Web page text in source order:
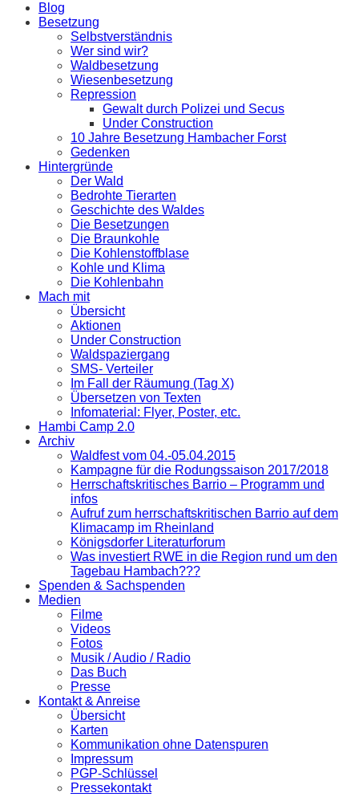
Blog
Besetzung
Selbstverständnis
Wer sind wir?
Waldbesetzung
Wiesenbesetzung
Repression
Gewalt durch Polizei und Secus
Under Construction
10 Jahre Besetzung Hambacher Forst
Gedenken
Hintergründe
Der Wald
Bedrohte Tierarten
Geschichte des Waldes
Die Besetzungen
Die Braunkohle
Die Kohlenstoffblase
Kohle und Klima
Die Kohlenbahn
Mach mit
Übersicht
Aktionen
Under Construction
Waldspaziergang
SMS- Verteiler
Im Fall der Räumung (Tag X)
Übersetzen von Texten
Infomaterial: Flyer, Poster, etc.
Hambi Camp 2.0
Archiv
Waldfest vom 04.-05.04.2015
Kampagne für die Rodungssaison 2017/2018
Herrschaftskritisches Barrio – Programm und
infos
Aufruf zum herrschaftskritischen Barrio auf dem
Klimacamp im Rheinland
Königsdorfer Literaturforum
Was investiert RWE in die Region rund um den
Tagebau Hambach???
Spenden & Sachspenden
Medien
Filme
Videos
Fotos
Musik / Audio / Radio
Das Buch
Presse
Kontakt & Anreise
Übersicht
Karten
Kommunikation ohne Datenspuren
Impressum
PGP-Schlüssel
Pressekontakt